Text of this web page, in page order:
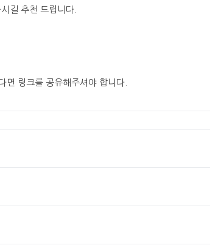
길 추천 드립니다.
면 링크를 공유해주셔야 합니다.